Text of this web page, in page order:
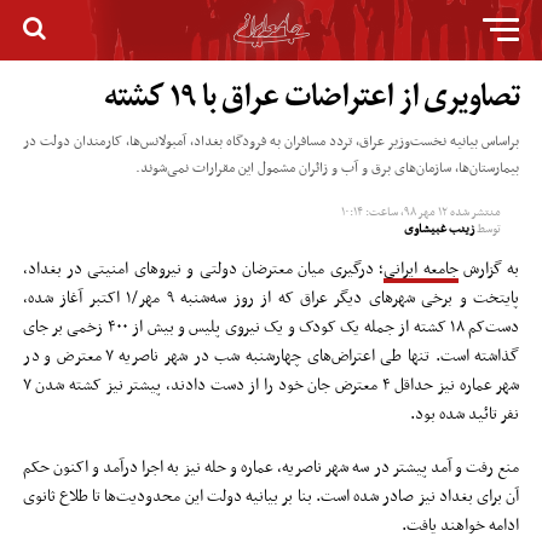
تصاویری از اعتراضات عراق با ۱۹ کشته
براساس بیانیه نخست‌وزیر عراق، تردد مسافران به فرودگاه بغداد، آمبولانس‌ها، کارمندان دولت در
بیمارستان‌ها، سازمان‌های برق و آب و زائران مشمول این مقرارات نمی‌شوند.
منتشر شده۱۲ مهر ۹۸, ساعت: ۱۰:۱۴
توسطزینب غبیشاوی
به گزارشجامعه ایرانی؛ درگیری میان معترضان دولتی و نیروهای امنیتی در بغداد،
پایتخت و برخی شهرهای دیگر عراق که از روز سه‌شنبه ۹ مهر/۱ اکتبر آغاز شده،
دست‌کم ۱۸ کشته از جمله یک کودک و یک نیروی پلیس و بیش از ۴۰۰ زخمی بر جای
گذاشته است. تنها طی اعتراض‌های چهارشنبه شب در شهر ناصریه ۷ معترض و در
شهر عماره نیز حداقل ۴ معترض جان خود را از دست دادند، پیشتر نیز کشته شدن ۷
نفر تائید شده بود.
منع رفت و آمد پیشتر در سه شهر ناصریه، عماره و حله نیز به اجرا درآمد و اکنون حکم
آن برای بغداد نیز صادر شده است. بنا بر بیانیه دولت این محدودیت‌‌ها تا طلاع ثانوی
ادامه خواهند یافت.